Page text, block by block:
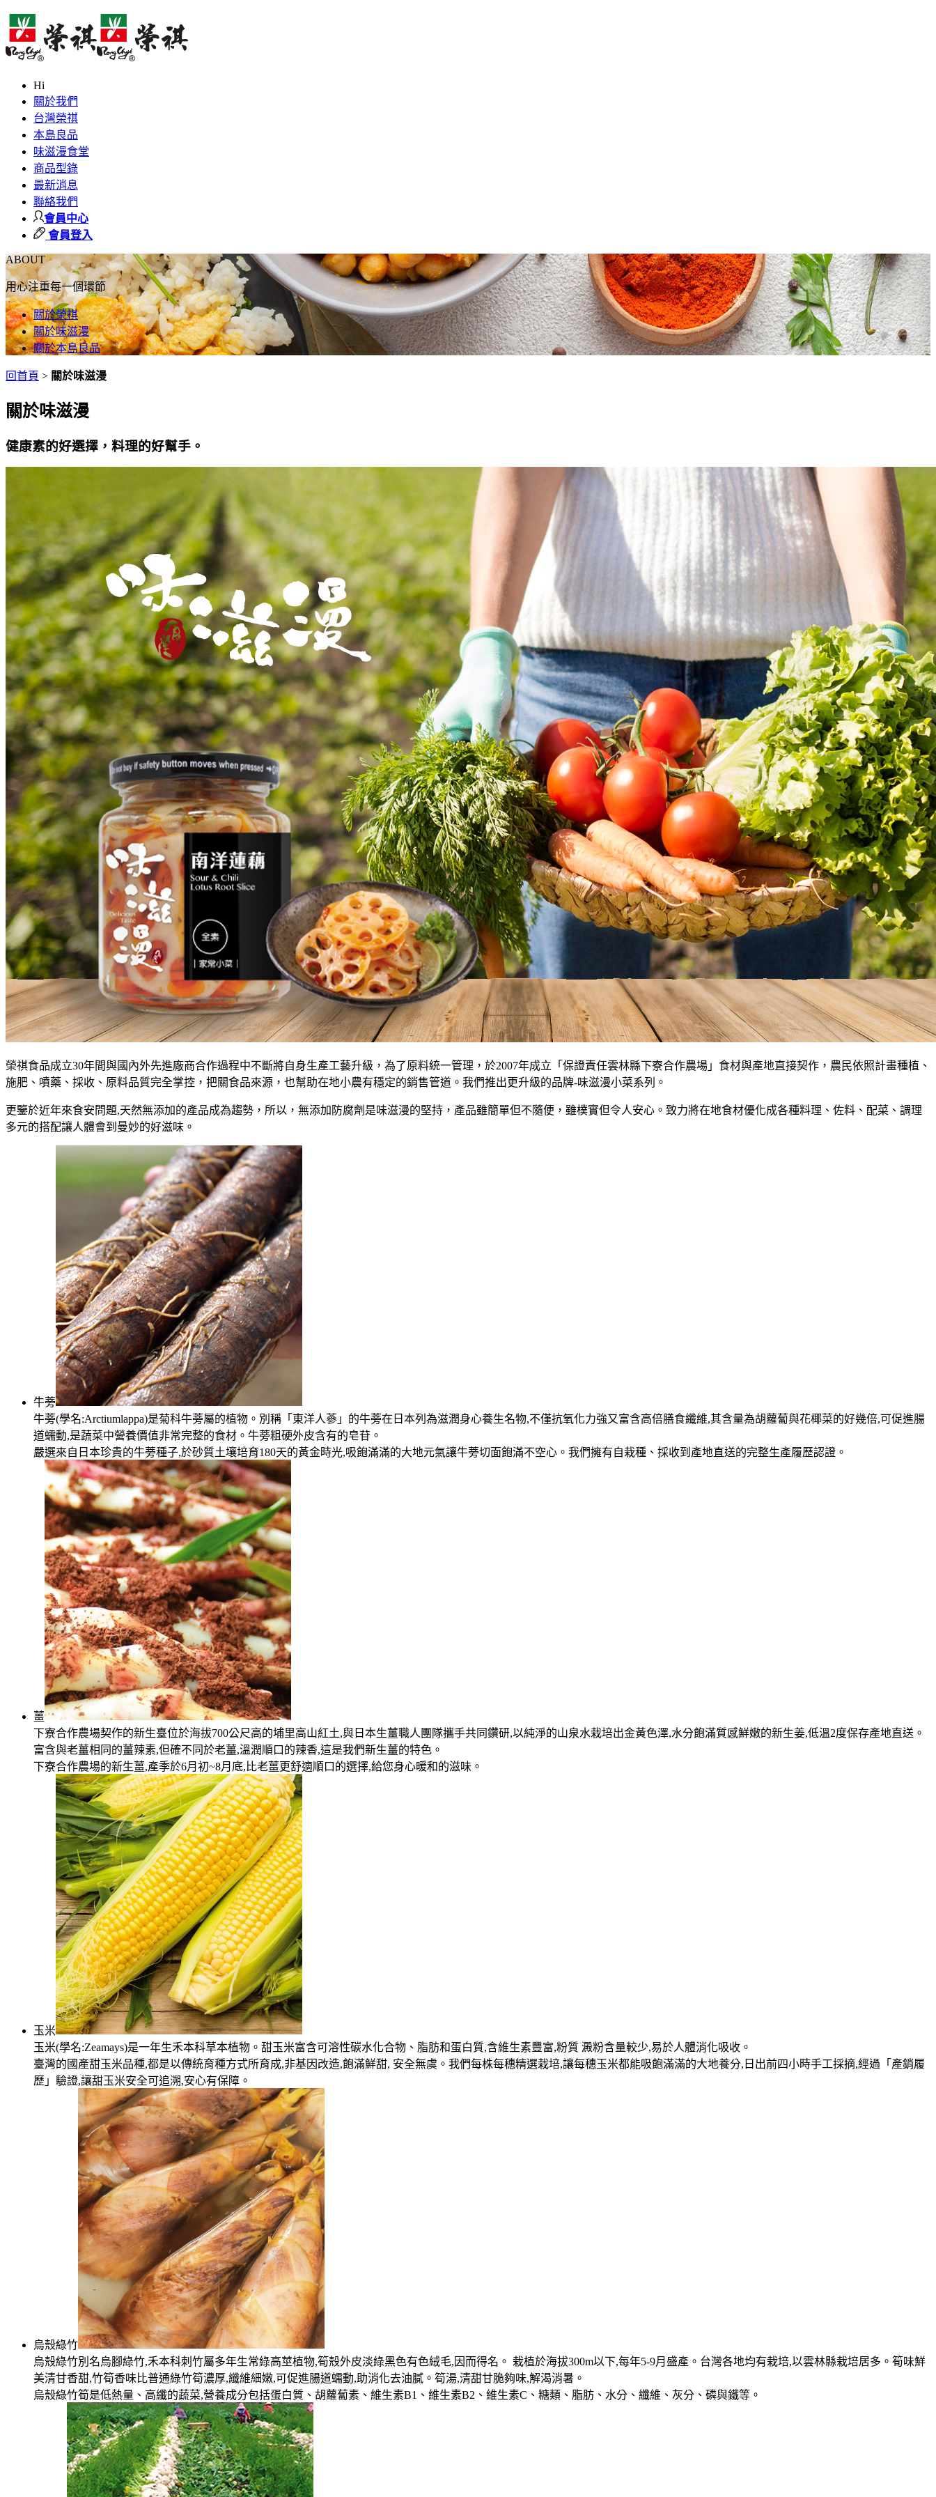
Hi
關於我們
台灣榮祺
本島良品
味滋漫食堂
商品型錄
最新消息
聯絡我們
會員中心
會員登入
ABOUT
用心注重每一個環節
關於榮祺
關於味滋漫
關於本島良品
回首頁 > 關於味滋漫
關於味滋漫
健康素的好選擇，料理的好幫手。
榮祺食品成立30年間與國內外先進廠商合作過程中不斷將自身生產工藝升級，為了原料統一管理，於2007年成立「保證責任雲林縣下寮合作農場」食材與產地直接契作，農民依照計畫種植、
施肥、噴藥、採收、原料品質完全掌控，把關食品來源，也幫助在地小農有穩定的銷售管道。我們推出更升級的品牌-味滋漫小菜系列。
更鑒於近年來食安問題,天然無添加的產品成為趨勢，所以，無添加防腐劑是味滋漫的堅持，產品雖簡單但不隨便，雖樸實但令人安心。致力將在地食材優化成各種料理、佐料、配菜、調理
多元的搭配讓人體會到曼妙的好滋味。
牛蒡
牛蒡(學名:Arctiumlappa)是菊科牛蒡屬的植物。別稱「東洋人蔘」的牛蒡在日本列為滋潤身心養生名物,不僅抗氧化力強又富含高倍膳食纖維,其含量為胡蘿蔔與花椰菜的好幾倍,可促進腸
道蠕動,是蔬菜中營養價值非常完整的食材。牛蒡粗硬外皮含有的皂苷。
嚴選來自日本珍貴的牛蒡種子,於砂質土壤培育180天的黃金時光,吸飽滿滿的大地元氣讓牛蒡切面飽滿不空心。我們擁有自栽種、採收到產地直送的完整生產履歷認證。
薑
下寮合作農場契作的新生臺位於海拔700公尺高的埔里高山紅土,與日本生薑職人團隊攜手共同鑽研,以純淨的山泉水栽培出金黃色澤,水分飽滿質感鮮嫩的新生姜,低溫2度保存產地直送。
富含與老薑相同的薑辣素,但確不同於老薑,溫潤順口的辣香,這是我們新生薑的特色。
下寮合作農場的新生薑,產季於6月初~8月底,比老薑更舒適順口的選擇,給您身心暖和的滋味。
玉米
玉米(學名:Zeamays)是一年生禾本科草本植物。甜玉米富含可溶性碳水化合物、脂肪和蛋白質,含維生素豐富,粉質 澱粉含量較少,易於人體消化吸收。
臺灣的國產甜玉米品種,都是以傳統育種方式所育成,非基因改造,飽滿鮮甜, 安全無虞。我們每株每穗精選栽培,讓每穗玉米都能吸飽滿滿的大地養分,日出前四小時手工採摘,經過「產銷履
歷」驗證,讓甜玉米安全可追溯,安心有保障。
烏殼綠竹
烏殼綠竹別名烏腳綠竹,禾本科刺竹屬多年生常綠高莖植物,筍殼外皮淡綠黑色有色絨毛,因而得名。 栽植於海拔300m以下,每年5-9月盛產。台灣各地均有栽培,以雲林縣栽培居多。筍味鮮
美清甘香甜,竹筍香味比普通綠竹筍濃厚,纖維細嫩,可促進腸道蠕動,助消化去油膩。筍湯,清甜甘脆夠味,解渴消暑。
烏殼綠竹筍是低熱量、高纖的蔬菜,營養成分包括蛋白質、胡蘿蔔素、維生素B1、維生素B2、維生素C、糖類、脂肪、水分、纖維、灰分、磷與鐵等。